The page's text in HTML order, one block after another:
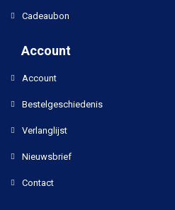
Cadeaubon
Account
Account
Bestelgeschiedenis
Verlanglijst
Nieuwsbrief
Contact